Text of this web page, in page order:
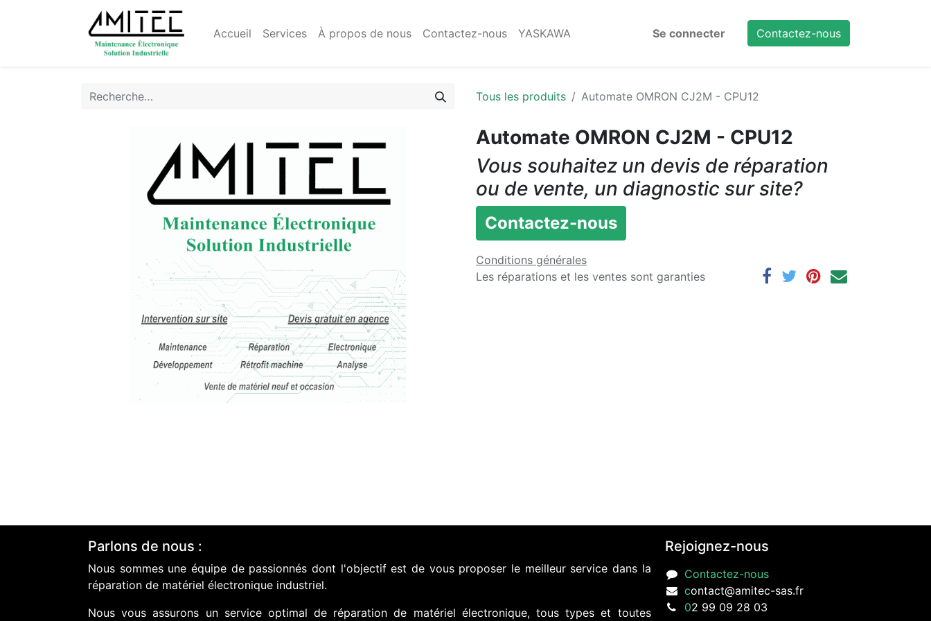
Accueil Services À propos de nous Contactez-nous YASKAWA Se connecter Contactez-nous
Tous les produits Automate OMRON CJ2M - CPU12
Automate OMRON CJ2M - CPU12
Vous souhaitez un devis de réparation
ou de vente, un diagnostic sur site?
Contactez-nous
Conditions générales
Les réparations et les ventes sont garanties
Parlons de nous :
Nous sommes une équipe de passionnés dont l'objectif est de vous proposer le meilleur service dans la
réparation de matériel électronique industriel.
Nous vous assurons un service optimal de réparation de matériel électronique, tous types et toutes
Rejoignez-nous
Contactez-nous
contact@amitec-sas.fr
02 99 09 28 03